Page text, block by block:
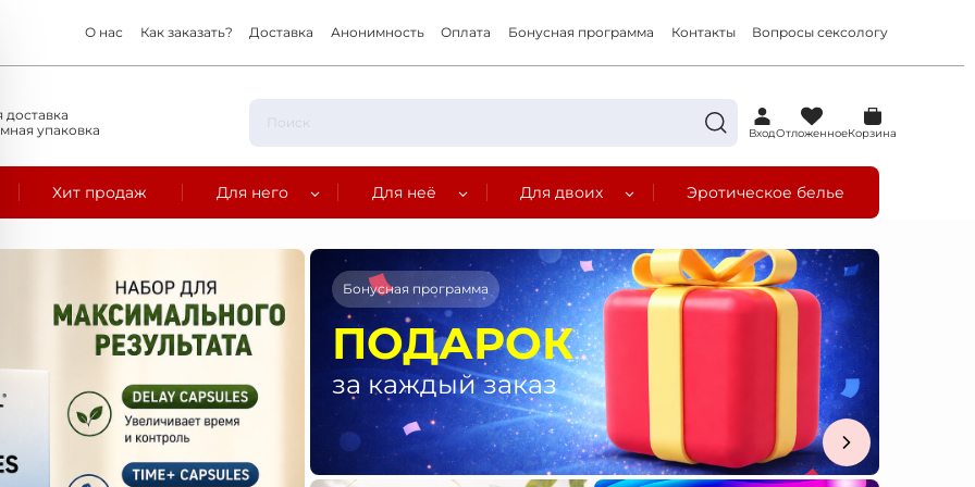
О нас Как заказать? Доставка Анонимность Оплата Бонусная программа Контакты Вопросы сексологу
доставка
упаковка
ВходОтложенное
0
Корзина
Хит продаж Для него Для неё Для двоих Эротическое белье
Бонусная программа
ПОДАРОК
за каждый заказ